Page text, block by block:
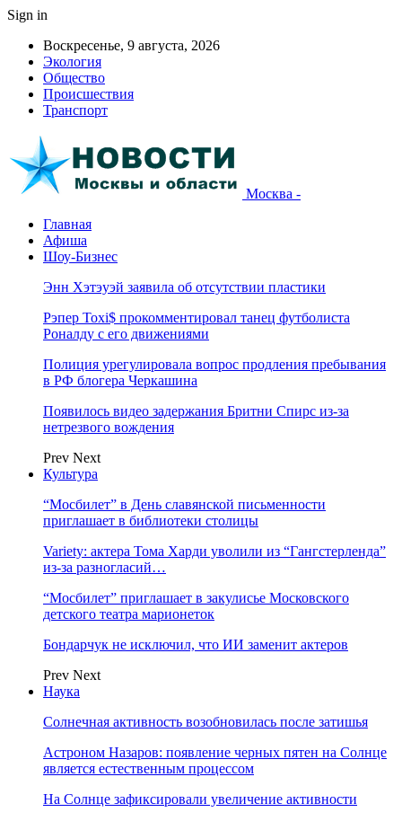
Sign in
Воскресенье, 9 августа, 2026
Экология
Общество
Происшествия
Транспорт
Москва -
Главная
Афиша
Шоу-Бизнес
Энн Хэтэуэй заявила об отсутствии пластики
Рэпер Toxi$ прокомментировал танец футболиста
Роналду с его движениями
Полиция урегулировала вопрос продления пребывания
в РФ блогера Черкашина
Появилось видео задержания Бритни Спирс из-за
нетрезвого вождения
Prev Next
Культура
“Мосбилет” в День славянской письменности
приглашает в библиотеки столицы
Variety: актера Тома Харди уволили из “Гангстерленда”
из-за разногласий…
“Мосбилет” приглашает в закулисье Московского
детского театра марионеток
Бондарчук не исключил, что ИИ заменит актеров
Prev Next
Наука
Солнечная активность возобновилась после затишья
Астроном Назаров: появление черных пятен на Солнце
является естественным процессом
На Солнце зафиксировали увеличение активности